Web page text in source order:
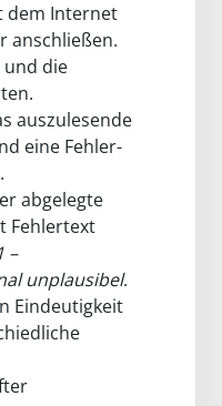
dem Internet
anschließen.
und die
auszulesende
eine Fehler-
abgelegte
Fehlertext
–
unplausibel.
Eindeutigkeit